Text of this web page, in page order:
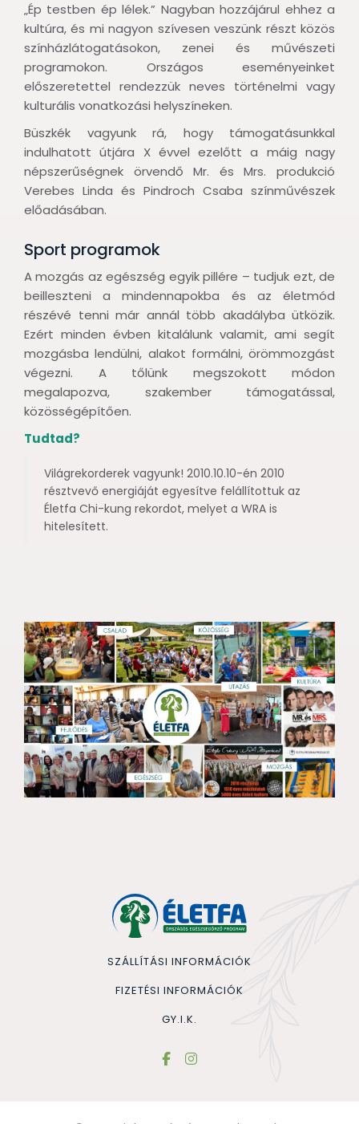
„Ép testben ép lélek.” Nagyban hozzájárul ehhez a
kultúra, és mi nagyon szívesen veszünk részt közös
színházlátogatásokon, zenei és művészeti
programokon. Országos eseményeinket
előszeretettel rendezzük neves történelmi vagy
kulturális vonatkozási helyszíneken.
Büszkék vagyunk rá, hogy támogatásunkkal
indulhatott útjára X évvel ezelőtt a máig nagy
népszerűségnek örvendő Mr. és Mrs. produkció
Verebes Linda és Pindroch Csaba színművészek
előadásában.
Sport programok
A mozgás az egészség egyik pillére – tudjuk ezt, de
beilleszteni a mindennapokba és az életmód
részévé tenni már annál több akadályba ütközik.
Ezért minden évben kitalálunk valamit, ami segít
mozgásba lendülni, alakot formálni, örömmozgást
végezni. A tőlünk megszokott módon
megalapozva, szakember támogatással,
közösségépítően.
Tudtad?
Világrekorderek vagyunk! 2010.10.10-én 2010
résztvevő energiáját egyesítve felállítottuk az
Életfa Chi-kung rekordot, melyet a WRA is
hitelesített.
SZÁLLÍTÁSI INFORMÁCIÓK
FIZETÉSI INFORMÁCIÓK
GY.I.K.